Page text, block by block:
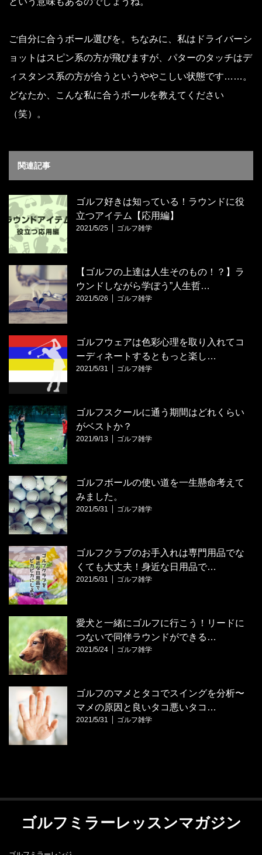
ご自分に合うボール選びを。ちなみに、私はドライバーシ
ョットはスピン系の方が飛びますが、パターのタッチはデ
ィスタンス系の方が合うというややこしい状態です……。
どなたか、こんな私に合うボールを教えてください
（笑）。
関連記事
ゴルフ好きは知っている！ラウンドに役
立つアイテム【応用編】
2021/5/25 ゴルフ雑学
【ゴルフの上達は人生そのもの！？】ラ
ウンドしながら学ぼう”人生哲…
2021/5/26 ゴルフ雑学
ゴルフウェアは色彩心理を取り入れてコ
ーディネートするともっと楽し…
2021/5/31 ゴルフ雑学
ゴルフスクールに通う期間はどれくらい
がベストか？
2021/9/13 ゴルフ雑学
ゴルフボールの使い道を一生懸命考えて
みました。
2021/5/31 ゴルフ雑学
ゴルフクラブのお手入れは専門用品でな
くても大丈夫！身近な日用品で…
2021/5/31 ゴルフ雑学
愛犬と一緒にゴルフに行こう！リードに
つないで同伴ラウンドができる…
2021/5/24 ゴルフ雑学
ゴルフのマメとタコでスイングを分析〜
マメの原因と良いタコ悪いタコ…
2021/5/31 ゴルフ雑学
ゴルフミラーレッスンマガジン